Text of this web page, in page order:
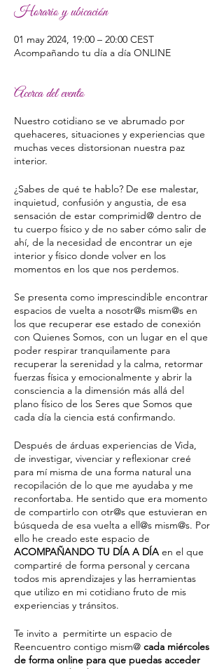
Horario y ubicación
01 may 2024, 19:00 – 20:00 CEST
Acompañando tu día a día ONLINE
Acerca del evento
Nuestro cotidiano se ve abrumado por
quehaceres, situaciones y experiencias que
muchas veces distorsionan nuestra paz
interior.
¿Sabes de qué te hablo? De ese malestar,
inquietud, confusión y angustia, de esa
sensación de estar comprimid@ dentro de
tu cuerpo físico y de no saber cómo salir de
ahí, de la necesidad de encontrar un eje
interior y físico donde volver en los
momentos en los que nos perdemos.
Se presenta como imprescindible encontrar
espacios de vuelta a nosotr@s mism@s en
los que recuperar ese estado de conexión
con Quienes Somos, con un lugar en el que
poder respirar tranquilamente para
recuperar la serenidad y la calma, retormar
fuerzas física y emocionalmente y abrir la
consciencia a la dimensión más allá del
plano físico de los Seres que Somos que
cada día la ciencia está confirmando.
Después de árduas experiencias de Vida,
de investigar, vivenciar y reflexionar creé
para mí misma de una forma natural una
recopilación de lo que me ayudaba y me
reconfortaba. He sentido que era momento
de compartirlo con otr@s que estuvieran en
búsqueda de esa vuelta a ell@s mism@s. Por
ello he creado este espacio de
ACOMPAÑANDO TU DÍA A DÍA en el que
compartiré de forma personal y cercana
todos mis aprendizajes y las herramientas
que utilizo en mi cotidiano fruto de mis
experiencias y tránsitos.
Te invito a permitirte un espacio de
Reencuentro contigo mism@ cada miércoles
de forma online para que puedas acceder